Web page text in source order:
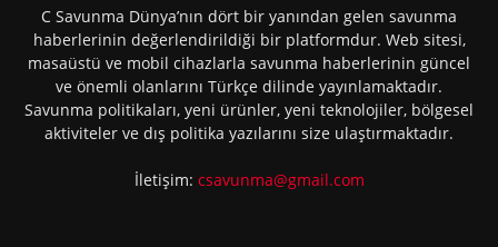
C Savunma Dünya’nın dört bir yanından gelen savunma
haberlerinin değerlendirildiği bir platformdur. Web sitesi,
masaüstü ve mobil cihazlarla savunma haberlerinin güncel
ve önemli olanlarını Türkçe dilinde yayınlamaktadır.
Savunma politikaları, yeni ürünler, yeni teknolojiler, bölgesel
aktiviteler ve dış politika yazılarını size ulaştırmaktadır.
İletişim: csavunma@gmail.com